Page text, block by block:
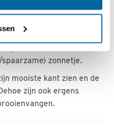
de zaterdagmorgen
zonnetje.
mooiste kant zien en de
zijn ook ergens